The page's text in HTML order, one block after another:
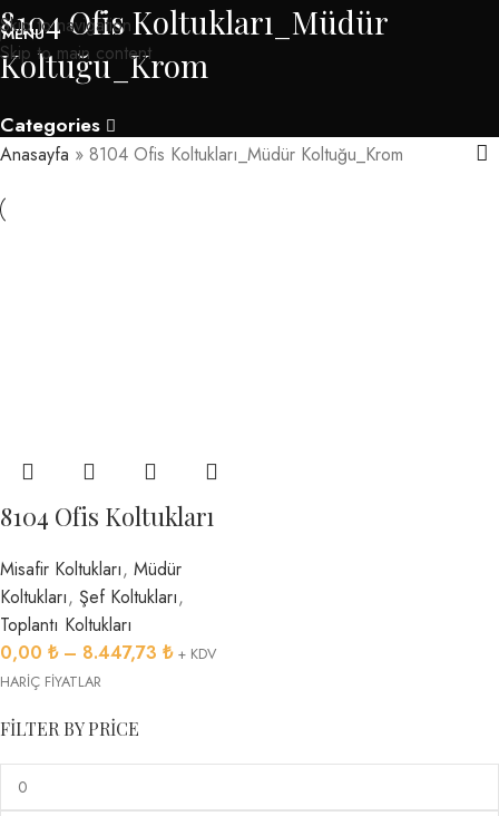
Skip to navigation
Skip to main content
MENU
8104 Ofis Koltukları_Müdür
Koltuğu_Krom
Categories
FILTER BY PRICE
Anasayfa » 8104 Ofis Koltukları_Müdür Koltuğu_Krom
8104 Ofis Koltukları
Misafir Koltukları, Müdür
Koltukları, Şef Koltukları,
Toplantı Koltukları
0,00 ₺ – 8.447,73 ₺ + KDV
HARİÇ FİYATLAR